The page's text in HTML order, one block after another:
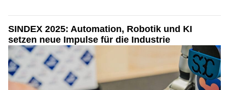
SINDEX 2025: Automation, Robotik und KI
setzen neue Impulse für die Industrie